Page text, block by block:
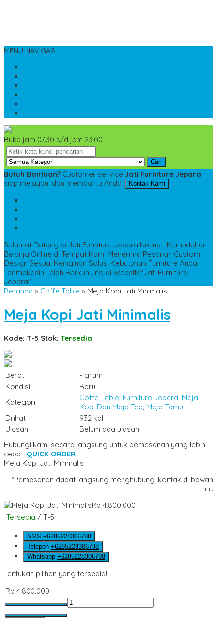
MENU NAVIGASI
Buka jam 07.30 s/d jam 23.00
Cari
Butuh Bantuan? Customer service Jati Furniture Jepara
siap melayani dan membantu Anda.
Kontak Kami
Selamat Datang di Jati Furniture Jepara Nikmati Kemudahan
Belanja Online di Tempat Kami Menerima Pesanan Custom
Design Sesuai Keinginan Solusi Kebutuhan Furniture Anda
Terimakasih Telah Berkunjung di Website"Jati Furniture
Jepara"
Beranda » Coffe Table » Meja Kopi Jati Minimalis
Meja Kopi Jati Minimalis
Kode: T-5 Stok: Tersedia
Berat : - gram
Kondisi
: Baru
Kategori
: Coffe Table, Furniture Jepara, Meja
Kopi Dan Meja Tea, Meja Tamu
Dilihat
: 932 kali
Ulasan
: Belum ada ulasan
Hubungi kami secara langsung untuk pemesanan yang lebih
cepat! QUICK ORDER
Meja Kopi Jati Minimalis
*Pemesanan dapat langsung menghubungi kontak di bawah
ini:
Rp 4.800.000
Tersedia / T-5
SMS +6285228306798
Telepon +6285228306798
Whatsapp +6285228306798
Tentukan pilihan yang tersedia!
Rp 4.800.000